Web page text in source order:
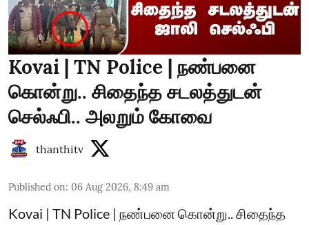
Kovai | TN Police | நண்பனை
கொன்று.. சிதைந்த சடலத்துடன்
செல்ஃபி.. அலறும் கோவை
thanthitv
Published on: 06 Aug 2026, 8:49 am
Kovai | TN Police | நண்பனை கொன்று.. சிதைந்த